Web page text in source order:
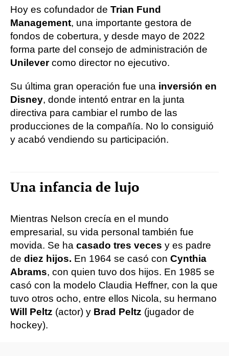
Hoy es cofundador de Trian Fund
Management, una importante gestora de
fondos de cobertura, y desde mayo de 2022
forma parte del consejo de administración de
Unilevercomo director no ejecutivo.
Su última gran operación fue una inversión en
Disney, donde intentó entrar en la junta
directiva para cambiar el rumbo de las
producciones de la compañía. No lo consiguió
y acabó vendiendo su participación.
Una infancia de lujo
Mientras Nelson crecía en el mundo
empresarial, su vida personal también fue
movida. Se ha casado tres veces y es padre
de diez hijos. En 1964 se casó con Cynthia
Abrams, con quien tuvo dos hijos. En 1985 se
casó con la modelo Claudia Heffner, con la que
tuvo otros ocho, entre ellos Nicola, su hermano
Will Peltz (actor) y Brad Peltz (jugador de
hockey).